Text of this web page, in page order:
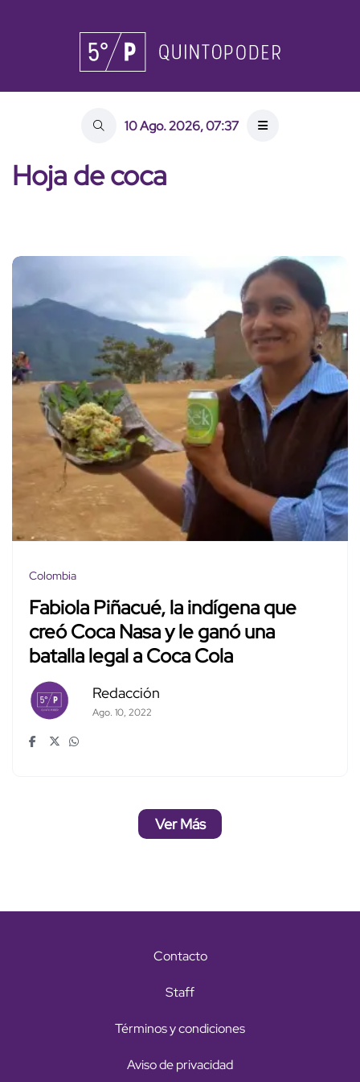
10 Ago. 2026, 07:37
Hoja de coca
Colombia
Fabiola Piñacué, la indígena que
creó Coca Nasa y le ganó una
batalla legal a Coca Cola
Redacción
Ago. 10, 2022
Ver Más
Contacto
Staff
Términos y condiciones
Aviso de privacidad